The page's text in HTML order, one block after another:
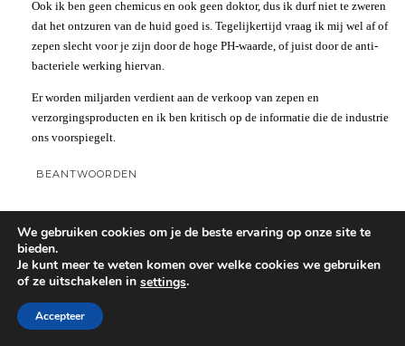
Ook ik ben geen chemicus en ook geen doktor, dus ik durf niet te zweren
dat het ontzuren van de huid goed is. Tegelijkertijd vraag ik mij wel af of
zepen slecht voor je zijn door de hoge PH-waarde, of juist door de anti-
bacteriele werking hiervan.
Er worden miljarden verdient aan de verkoop van zepen en
verzorgingsproducten en ik ben kritisch op de informatie die de industrie
ons voorspiegelt.
BEANTWOORDEN
JAPIE
Google geeft geen waardeoordeel over de eerste 10 resultaten weer. Kijk
naar de oorsprong van de website van de berichten en je weet dus
waarom ze hoog staan: het komt allemaal uit dezelfde hoek.
We gebruiken cookies om je de beste ervaring op onze site te
bieden.
Je kunt meer te weten komen over welke cookies we gebruiken
of ze uitschakelen in settings.
Accepteer